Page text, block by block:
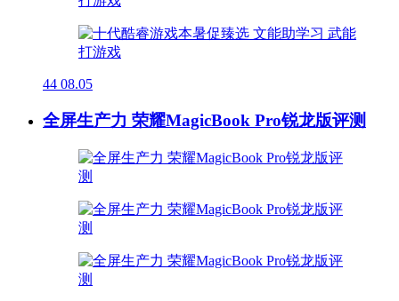
44 08.05
全屏生产力 荣耀MagicBook Pro锐龙版评测